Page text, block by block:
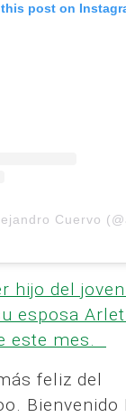
post on
hijo del
esposa
este mes.
feliz del
Bienvenido